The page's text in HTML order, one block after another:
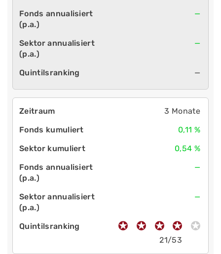
—
—
—
3 Monate
0,11 %
0,54 %
—
—
21/53